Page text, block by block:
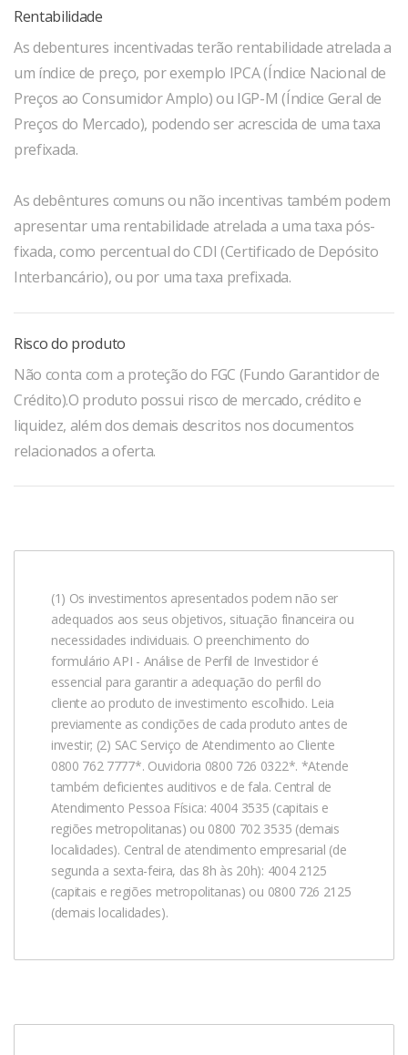
Rentabilidade
As debentures incentivadas terão rentabilidade atrelada a
um índice de preço, por exemplo IPCA (Índice Nacional de
Preços ao Consumidor Amplo) ou IGP-M (Índice Geral de
Preços do Mercado), podendo ser acrescida de uma taxa
prefixada.
As debêntures comuns ou não incentivas também podem
apresentar uma rentabilidade atrelada a uma taxa pós-
fixada, como percentual do CDI (Certificado de Depósito
Interbancário), ou por uma taxa prefixada.
Risco do produto
Não conta com a proteção do FGC (Fundo Garantidor de
Crédito).O produto possui risco de mercado, crédito e
liquidez, além dos demais descritos nos documentos
relacionados a oferta.
(1) Os investimentos apresentados podem não ser
adequados aos seus objetivos, situação financeira ou
necessidades individuais. O preenchimento do
formulário API - Análise de Perfil de Investidor é
essencial para garantir a adequação do perfil do
cliente ao produto de investimento escolhido. Leia
previamente as condições de cada produto antes de
investir; (2) SAC Serviço de Atendimento ao Cliente
0800 762 7777*. Ouvidoria 0800 726 0322*. *Atende
também deficientes auditivos e de fala. Central de
Atendimento Pessoa Física: 4004 3535 (capitais e
regiões metropolitanas) ou 0800 702 3535 (demais
localidades). Central de atendimento empresarial (de
segunda a sexta-feira, das 8h às 20h): 4004 2125
(capitais e regiões metropolitanas) ou 0800 726 2125
(demais localidades).